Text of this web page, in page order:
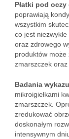
Płatki pod oczy
poprawiają
wszystkim
co jest
oraz zdrowego
produktów może
zmarszczek oraz
Badania
mikroigiełkami
zmarszczek.
zredukować
doskonałym
intensywnym